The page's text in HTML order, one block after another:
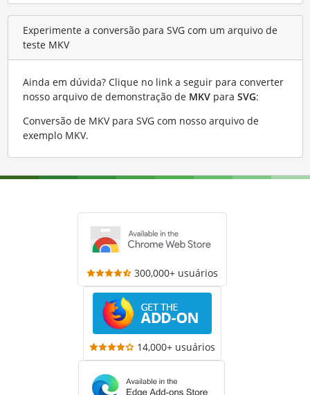
Experimente a conversão para SVG com um arquivo de
teste MKV
Ainda em dúvida? Clique no link a seguir para converter
nosso arquivo de demonstração de MKVpara SVG:
Conversão de MKV para SVG com nosso arquivo de
exemplo MKV.
300,000+ usuários
14,000+ usuários